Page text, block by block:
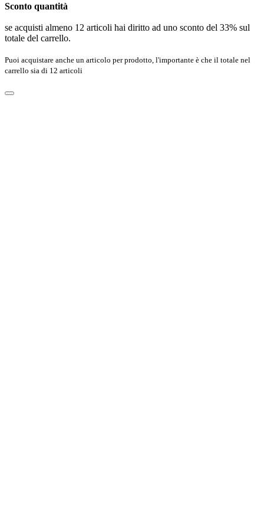
Sconto quantità
se acquisti almeno 12 articoli hai diritto ad uno sconto del 33% sul
totale del carrello.
Puoi acquistare anche un articolo per prodotto, l'importante è che il totale nel
carrello sia di 12 articoli